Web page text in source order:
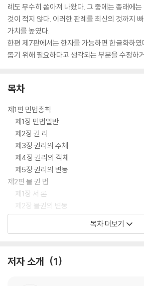
례도 무수히 쏟아져 나왔다. 그 중에는 종래에
것이 적지 않다. 이러한 판례를 최신의 것까지
가치를 높였다.
한편 제7판에서는 한자를 가능하면 한글화하
돕기 위해 필요하다고 생각되는 부분을 수정하
목차
제1편 민법총칙
제1장 민법일반
제2장 권 리
제3장 권리의 주체
제4장 권리의 객체
제5장 권리의 변동
제2편 물 권 법
제1장 서 론
제2장 물권의 변동
제3장 기본물권
제1장 서 론
목차 더보기
저자 소개 1